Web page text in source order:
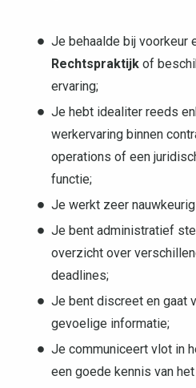
Je behaalde bij voorkeur
Rechtspraktijk of
ervaring;
Je hebt idealiter reeds
werkervaring binnen
operations of een
functie;
Je werkt zeer
Je bent administratief
overzicht over
deadlines;
Je bent discreet en gaat
gevoelige informatie;
Je communiceert vlot in
een goede kennis van